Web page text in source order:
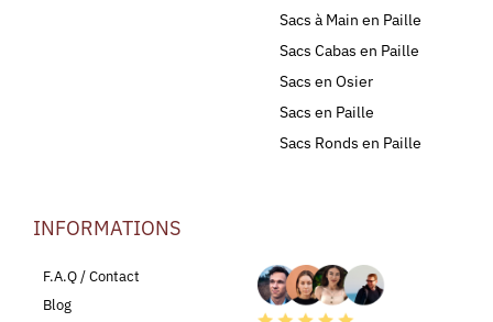
Sacs à Main en Paille
Sacs Cabas en Paille
Sacs en Osier
Sacs en Paille
Sacs Ronds en Paille
INFORMATIONS
F.A.Q / Contact
Blog